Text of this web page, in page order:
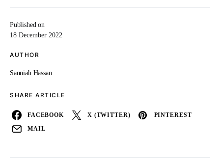
Published on
18 December 2022
AUTHOR
Sanniah Hassan
SHARE ARTICLE
FACEBOOK X (TWITTER) PINTEREST
MAIL